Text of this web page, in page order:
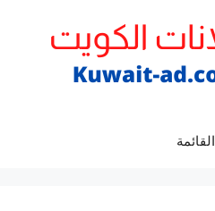
القائمة